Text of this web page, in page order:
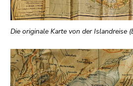
Die originale Karte von der Islandreise